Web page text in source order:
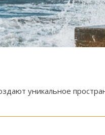
уникальное